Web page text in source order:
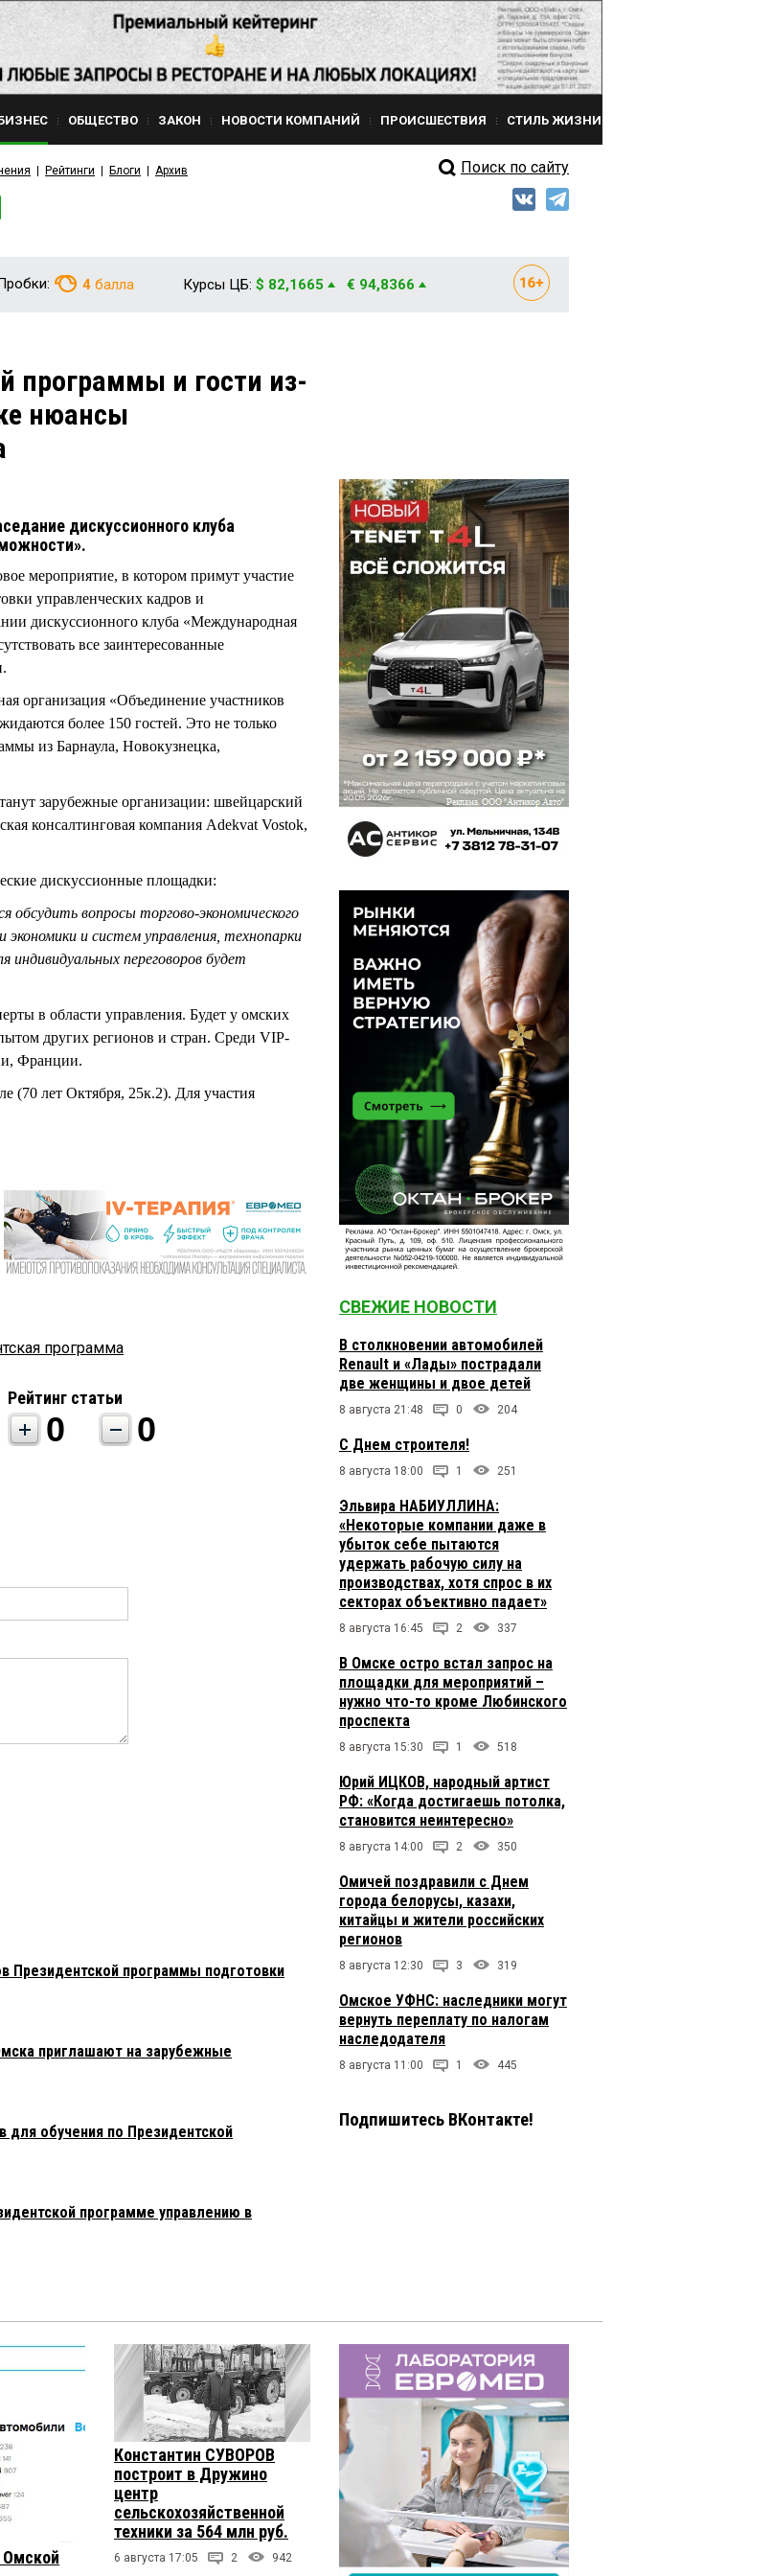
ОБЩЕСТВО ЗАКОН НОВОСТИ КОМПАНИЙ ПРОИСШЕСТВИЯ СТИЛЬ ЖИЗНИ
Рейтинги Блоги Архив Поиск по сайту
4 балла Курсы ЦБ: $ 82,1665 € 94,8366
программы и гости из-
нюансы
дискуссионного клуба
мероприятие, в котором примут участие
управленческих кадров и
дискуссионного клуба «Международная
все заинтересованные
организация «Объединение участников
более 150 гостей. Это не только
из Барнаула, Новокузнецка,
зарубежные организации: швейцарский
консалтинговая компания Adekvat Vostok,
дискуссионные площадки:
обсудить вопросы торгово-экономического
и систем управления, технопарки
индивидуальных переговоров будет
в области управления. Будет у омских
других регионов и стран. Среди VIP-
Франции.
(70 лет Октября, 25к.2). Для участия
программа
Рейтинг статьи
0 0
Президентской программы подготовки
приглашают на зарубежные
обучения по Президентской
программе управлению в
СВЕЖИЕ НОВОСТИ
В столкновении автомобилей
Renault и «Лады» пострадали
две женщины и двое детей
8 августа 21:48 0 204
С Днем строителя!
8 августа 18:00 1 251
Эльвира НАБИУЛЛИНА:
«Некоторые компании даже в
убыток себе пытаются
удержать рабочую силу на
производствах, хотя спрос в их
секторах объективно падает»
8 августа 16:45 2 337
В Омске остро встал запрос на
площадки для мероприятий –
нужно что-то кроме Любинского
проспекта
8 августа 15:30 1 518
Юрий ИЦКОВ, народный артист
РФ: «Когда достигаешь потолка,
становится неинтересно»
8 августа 14:00 2 350
Омичей поздравили с Днем
города белорусы, казахи,
китайцы и жители российских
регионов
8 августа 12:30 3 319
Омское УФНС: наследники могут
вернуть переплату по налогам
наследодателя
8 августа 11:00 1 445
Подпишитесь ВКонтакте!
Омской
Константин СУВОРОВ
построит в Дружино
центр
сельскохозяйственной
техники за 564 млн руб.
6 августа 17:05 2 942